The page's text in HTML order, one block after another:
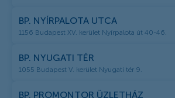
BP. NYÍRPALOTA UTCA
1156 Budapest XV. kerület Nyírpalota út 40-46.
BP. NYUGATI TÉR
1055 Budapest V. kerület Nyugati tér 9.
BP. PROMONTOR ÜZLETHÁZ